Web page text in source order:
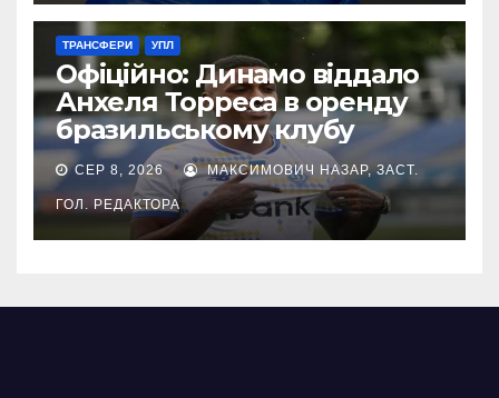
ТРАНСФЕРИ УПЛ
Офіційно: Динамо віддало
Анхеля Торреса в оренду
бразильському клубу
СЕР 8, 2026 МАКСИМОВИЧ НАЗАР, ЗАСТ.
ГОЛ. РЕДАКТОРА